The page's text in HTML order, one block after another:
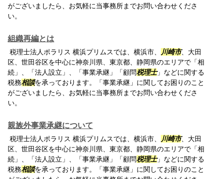
がございましたら、お気軽に当事務所までお問い合わせくださ
い。
組織再編とは
税理士法人ポラリス 横浜プリムスでは、横浜市、 川崎市、大田
区、世田谷区を中心に神奈川県、東京都、静岡県のエリアで「相
続」、「法人設立」、「事業承継」「顧問税理士」などに関する
税務相談を承っております。「事業承継」に関してお困りのこと
がございましたら、お気軽に当事務所までお問い合わせくださ
い。
親族外事業承継について
税理士法人ポラリス 横浜プリムスでは、横浜市、 川崎市、大田
区、世田谷区を中心に神奈川県、東京都、静岡県のエリアで「相
続」、「法人設立」、「事業承継」「顧問税理士」などに関する
税務相談を承っております。「事業承継」に関してお困りのこと